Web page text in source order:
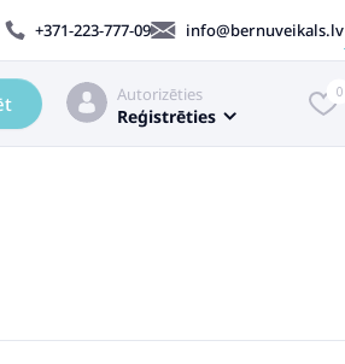
+371-223-777-09 info@bernuveikals.lv
Autorizēties
Reģistrēties
0